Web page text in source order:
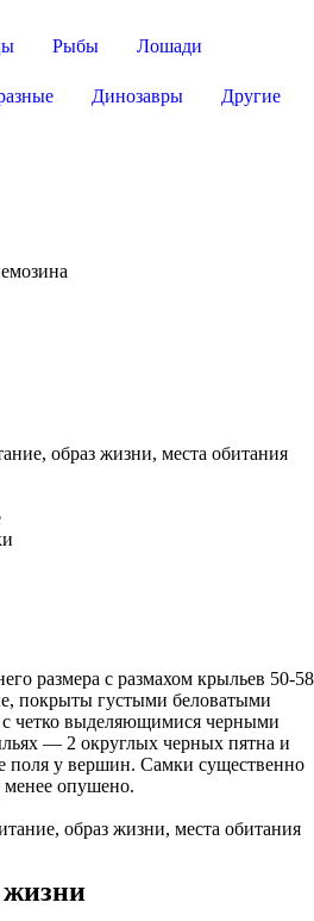
Рыбы Лошади
Динозавры Другие
размера с размахом крыльев 50-58
покрыты густыми беловатыми
четко выделяющимися черными
— 2 округлых черных пятна и
поля у вершин. Самки существенно
опушено.
жизни